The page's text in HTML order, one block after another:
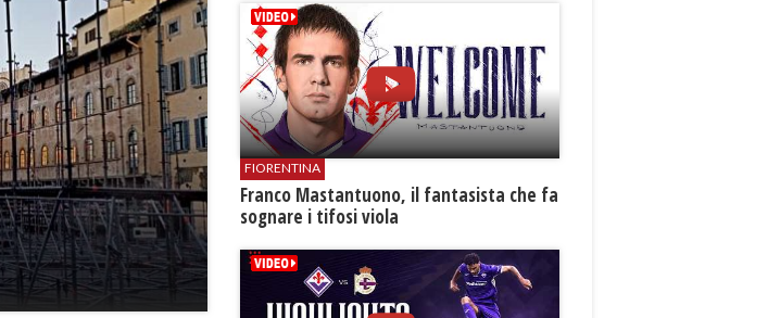
FIORENTINA
Franco Mastantuono, il fantasista che fa
sognare i tifosi viola